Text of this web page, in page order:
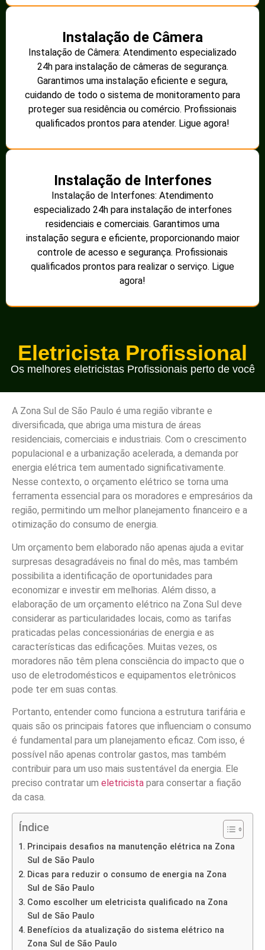
Instalação de Câmera
Instalação de Câmera: Atendimento especializado
24h para instalação de câmeras de segurança.
Garantimos uma instalação eficiente e segura,
cuidando de todo o sistema de monitoramento para
proteger sua residência ou comércio. Profissionais
qualificados prontos para atender. Ligue agora!
Instalação de Interfones
Instalação de Interfones: Atendimento
especializado 24h para instalação de interfones
residenciais e comerciais. Garantimos uma
instalação segura e eficiente, proporcionando maior
controle de acesso e segurança. Profissionais
qualificados prontos para realizar o serviço. Ligue
agora!
Eletricista Profissional
Os melhores eletricistas Profissionais perto de você
A Zona Sul de São Paulo é uma região vibrante e
diversificada, que abriga uma mistura de áreas
residenciais, comerciais e industriais. Com o crescimento
populacional e a urbanização acelerada, a demanda por
energia elétrica tem aumentado significativamente.
Nesse contexto, o orçamento elétrico se torna uma
ferramenta essencial para os moradores e empresários da
região, permitindo um melhor planejamento financeiro e a
otimização do consumo de energia.
Um orçamento bem elaborado não apenas ajuda a evitar
surpresas desagradáveis no final do mês, mas também
possibilita a identificação de oportunidades para
economizar e investir em melhorias. Além disso, a
elaboração de um orçamento elétrico na Zona Sul deve
considerar as particularidades locais, como as tarifas
praticadas pelas concessionárias de energia e as
características das edificações. Muitas vezes, os
moradores não têm plena consciência do impacto que o
uso de eletrodomésticos e equipamentos eletrônicos
pode ter em suas contas.
Portanto, entender como funciona a estrutura tarifária e
quais são os principais fatores que influenciam o consumo
é fundamental para um planejamento eficaz. Com isso, é
possível não apenas controlar gastos, mas também
contribuir para um uso mais sustentável da energia. Ele
preciso contratar um eletricista para consertar a fiação
da casa.
Índice
Principais desafios na manutenção elétrica na Zona
Sul de São Paulo
Dicas para reduzir o consumo de energia na Zona
Sul de São Paulo
Como escolher um eletricista qualificado na Zona
Sul de São Paulo
Benefícios da atualização do sistema elétrico na
Zona Sul de São Paulo